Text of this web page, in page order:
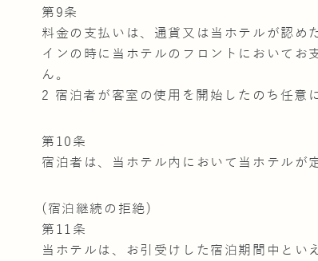
第9条
料金の支払いは、通貨又は当ホテルが認め
インの時に当ホテルのフロントにおいてお
ん。
2 宿泊者が客室の使用を開始したのち任意
第10条
宿泊者は、当ホテル内において当ホテルが
(宿泊継続の拒絶)
第11条
当ホテルは、お引受けした宿泊期間中とい